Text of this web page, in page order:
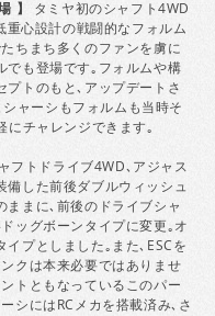
】
タミヤ初のシャフト4WD
心設計の戦闘的なフォルム
ちまち多くのファンを虜に
でも登場です｡フォルムや構
トのもと､アップデートさ
ャーシもフォルムも当時そ
にチャレンジできます｡
フトドライブ4WD､アジャス
備した前後ダブルウィッシュ
まに､前後のドライブシャ
ッグボーンタイプに変更｡オ
プとしました｡また､ESCを
クは本来必要ではありませ
トともなっているこのパー
シにはRCメカを搭載済み､さ